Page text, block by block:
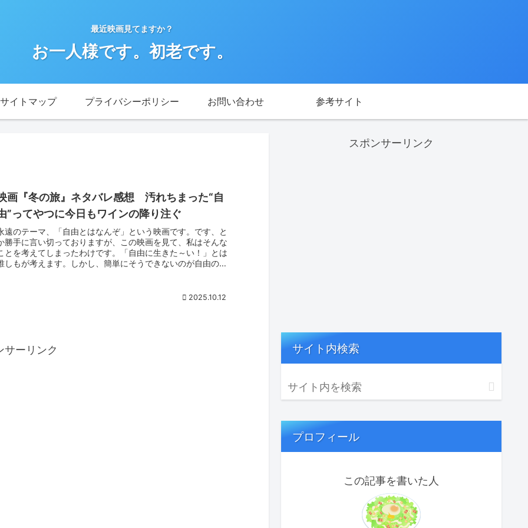
最近映画見てますか？
お一人様です。初老です。
サイトマップ プライバシーポリシー お問い合わせ 参考サイト
画『冬の旅』ネタバレ感想 汚れちまった“自
”ってやつに今日もワインの降り注ぐ
遠のテーマ、「自由とはなんぞ」という映画です。です、と
勝手に言い切っておりますが、この映画を見て、私はそんな
とを考えてしまったわけです。「自由に生きた～い！」とは
しもが考えます。しかし、簡単にそうできないのが自由の重
2025.10.12
サーリンク
スポンサーリンク
サイト内検索
プロフィール
この記事を書いた人